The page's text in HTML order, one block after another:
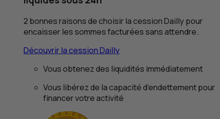
2 bonnes raisons de choisir la cession Dailly pour
encaisser les sommes facturées sans attendre.
Découvrir la cession Dailly
Vous obtenez des liquidités immédiatement
Vous libérez de la capacité d’endettement pour
financer votre activité